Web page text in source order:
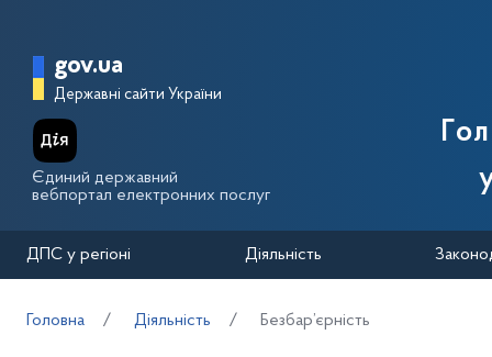
Головна сторінка Державної
gov.ua
Державні сайти України
Єдиний державний
вебпортал електронних послуг
ДПС у регіоні Діяльність
Головна Діяльність Безбар’єрність